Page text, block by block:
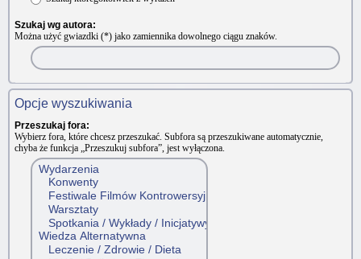
Szukaj wg autora:
Można użyć gwiazdki (*) jako zamiennika dowolnego ciągu znaków.
Opcje wyszukiwania
Przeszukaj fora:
Wybierz fora, które chcesz przeszukać. Subfora są przeszukiwane automatycznie,
chyba że funkcja „Przeszukuj subfora”, jest wyłączona.